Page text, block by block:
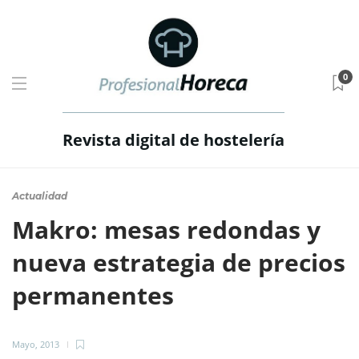
Revista digital de hostelería
0
Actualidad
Makro: mesas redondas y
nueva estrategia de precios
permanentes
Mayo, 2013